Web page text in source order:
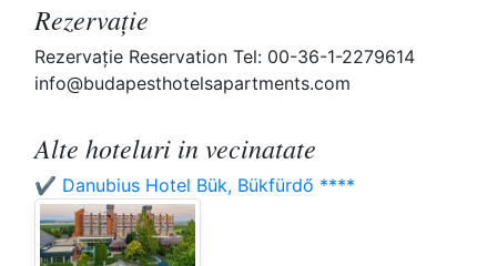
Rezervaţie
Rezervaţie Reservation Tel: 00-36-1-2279614
info@budapesthotelsapartments.com
Alte hoteluri in vecinatate
✔️ Danubius Hotel Bük, Bükfürdő ****